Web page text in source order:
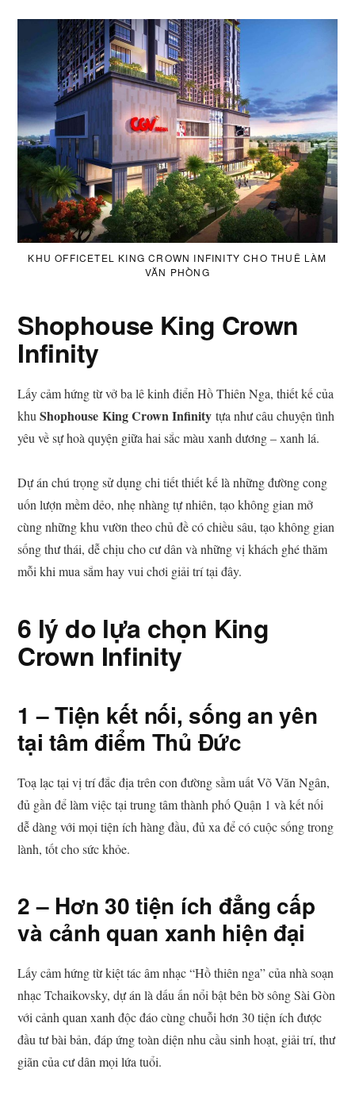
KHU OFFICETEL KING CROWN INFINITY CHO THUÊ LÀM
VĂN PHÒNG
Shophouse King Crown
Infinity
Lấy cảm hứng từ vở ba lê kinh điển Hồ Thiên Nga, thiết kế của
khuShophouse King Crown Infinity tựa như câu chuyện tình
yêu về sự hoà quyện giữa hai sắc màu xanh dương – xanh lá.
Dự án chú trọng sử dụng chi tiết thiết kế là những đường cong
uốn lượn mềm dẻo, nhẹ nhàng tự nhiên, tạo không gian mở
cùng những khu vườn theo chủ đề có chiều sâu, tạo không gian
sống thư thái, dễ chịu cho cư dân và những vị khách ghé thăm
mỗi khi mua sắm hay vui chơi giải trí tại đây.
6 lý do lựa chọn King
Crown Infinity
1 – Tiện kết nối, sống an yên
tại tâm điểm Thủ Đức
Toạ lạc tại vị trí đắc địa trên con đường sầm uất Võ Văn Ngân,
đủ gần để làm việc tại trung tâm thành phố Quận 1 và kết nối
dễ dàng với mọi tiện ích hàng đầu, đủ xa để có cuộc sống trong
lành, tốt cho sức khỏe.
2 – Hơn 30 tiện ích đẳng cấp
và cảnh quan xanh hiện đại
Lấy cảm hứng từ kiệt tác âm nhạc “Hồ thiên nga” của nhà soạn
nhạc Tchaikovsky, dự án là dấu ấn nổi bật bên bờ sông Sài Gòn
với cảnh quan xanh độc đáo cùng chuỗi hơn 30 tiện ích được
đầu tư bài bản, đáp ứng toàn diện nhu cầu sinh hoạt, giải trí, thư
giãn của cư dân mọi lứa tuổi.